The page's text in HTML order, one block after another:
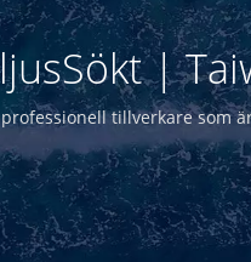
|
tillverkare som